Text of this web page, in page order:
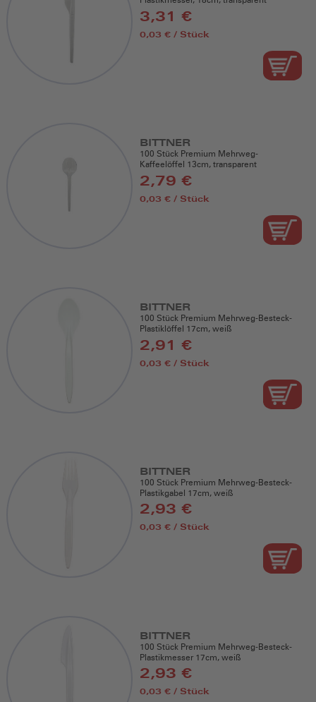
3,31 €
0,03 € / Stück
BITTNER
100 Stück Premium Mehrweg-
Kaffeelöffel 13cm, transparent
2,79 €
0,03 € / Stück
BITTNER
100 Stück Premium Mehrweg-Besteck-
Plastiklöffel 17cm, weiß
2,91 €
0,03 € / Stück
BITTNER
100 Stück Premium Mehrweg-Besteck-
Plastikgabel 17cm, weiß
2,93 €
0,03 € / Stück
BITTNER
100 Stück Premium Mehrweg-Besteck-
Plastikmesser 17cm, weiß
2,93 €
0,03 € / Stück